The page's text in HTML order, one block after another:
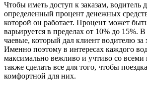
Чтобы иметь доступ к заказам, водитель
определенный процент денежных
которой он работает. Процент может
варьируется в пределах от 10% до 15%.
чаевые, который дал клиент водителю за
Именно поэтому в интересах каждого
максимально вежливо и учтиво со всеми
также сделать все для того, чтобы
комфортной для них.